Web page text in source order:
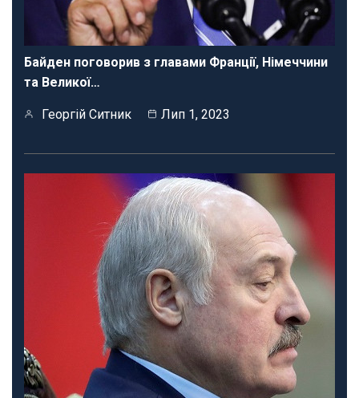
Байден поговорив з главами Франції, Німеччини
та Великої…
Георгій Ситник Лип 1, 2023